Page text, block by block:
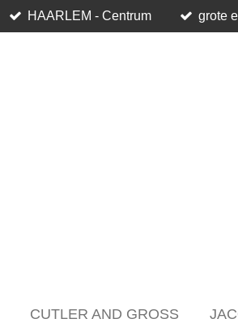
HAARLEM - Centrum grote
CUTLER AND GROSS